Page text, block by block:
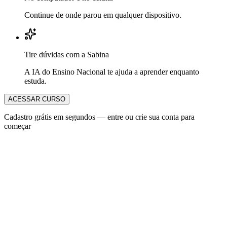
Continue de onde parou em qualquer dispositivo.
Tire dúvidas com a Sabina
A IA do Ensino Nacional te ajuda a aprender enquanto
estuda.
ACESSAR CURSO
Cadastro grátis em segundos — entre ou crie sua conta para
começar